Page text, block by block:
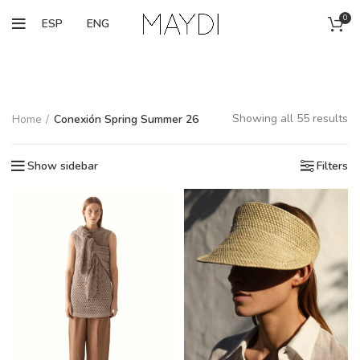
ESP ENG 0
Home Conexión Spring Summer 26 Showing all 55 results
Show sidebar Filters